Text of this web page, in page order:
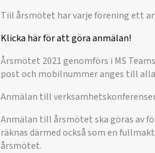
Tiil årsmötet har varje förening ett
Klicka här för att göra anmälan!
Årsmötet 2021 genomförs i MS
post och mobilnummer anges till
Anmälan till
Anmälan till årsmötet ska göras av
räknas därmed också som en
årsmötet.